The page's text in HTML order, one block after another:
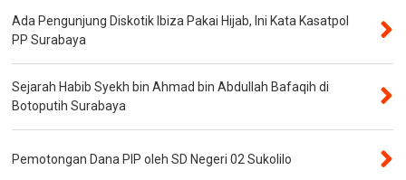
Ada Pengunjung Diskotik Ibiza Pakai Hijab, Ini Kata Kasatpol
PP Surabaya
Sejarah Habib Syekh bin Ahmad bin Abdullah Bafaqih di
Botoputih Surabaya
Pemotongan Dana PIP oleh SD Negeri 02 Sukolilo